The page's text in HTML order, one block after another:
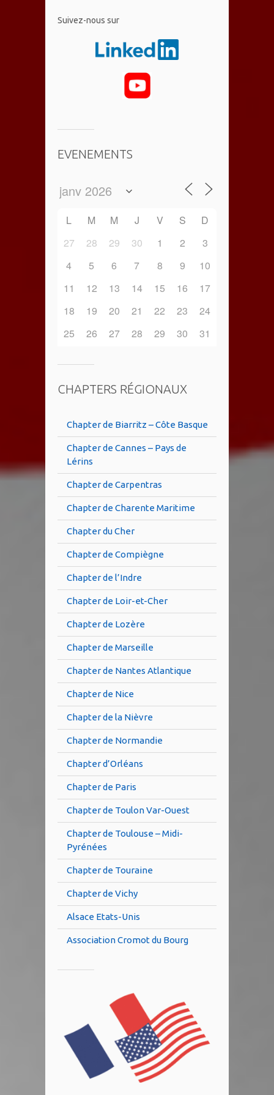
​Suivez-nous sur
EVENEMENTS
L M M J V S
D
27
28 29 30 1 2
3
4
5 6 7 8 9
10
11
12 13 14 15 16
17
18
19 20 21 22 23
24
25
26 27 28 29 30 31
CHAPTERS RÉGIONAUX
Chapter de Biarritz – Côte Basque
Chapter de Cannes – Pays de
Lérins
Chapter de Carpentras
Chapter de Charente Maritime
Chapter du Cher
Chapter de Compiègne
Chapter de l’Indre
Chapter de Loir-et-Cher
Chapter de Lozère
Chapter de Marseille
Chapter de Nantes Atlantique
Chapter de Nice
Chapter de la Nièvre
Chapter de Normandie
Chapter d’Orléans
Chapter de Paris
Chapter de Toulon Var-Ouest
Chapter de Toulouse – Midi-
Pyrénées
Chapter de Touraine
Chapter de Vichy
Alsace Etats-Unis
Association Cromot du Bourg